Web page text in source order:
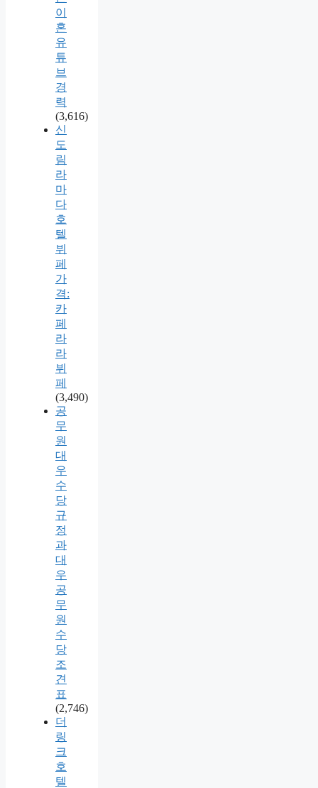
이
혼
유
튜
브
경
력
(3,616)
신
도
림
라
마
다
호
텔
뷔
페
가
격:
카
페
라
라
뷔
페
(3,490)
공
무
원
대
우
수
당
규
정
과
대
우
공
무
원
수
당
조
견
표
(2,746)
더
링
크
호
텔